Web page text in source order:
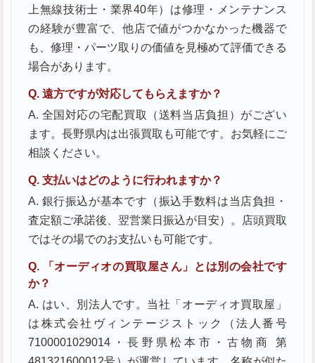
上無線技術士・業界40年）は修理・メンテナンス
の経験が豊富で、他店で値がつかなかった機器で
も、修理・パーツ取りの価値を見極めて評価できる
場合があります。
Q. 遠方ですが対応してもらえますか？
A. 全国対応の宅配買取（送料当店負担）がござい
ます。長野県内は出張買取も可能です。お気軽にご
相談ください。
Q. 支払いはどのように行われますか？
A. 銀行振込が基本です（振込手数料は当店負担・
査定額ご承諾後、翌営業日振込が目安）。店頭買取
ではその場でのお支払いも可能です。
Q. 「オーディオの買取屋さん」とは別の会社です
か？
A. はい、別法人です。当社「オーディオ買取屋」
は株式会社ヴィンテージストック（法人番号
7100001029014・長野県松本市・古物商 第